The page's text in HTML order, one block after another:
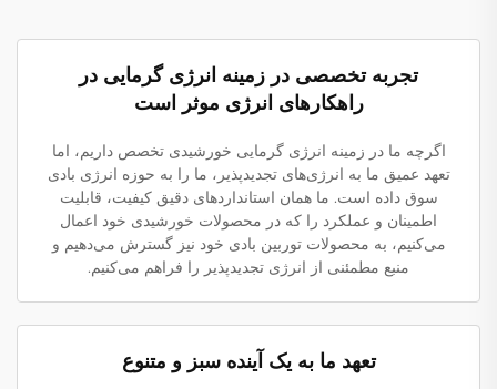
تجربه تخصصی در زمینه انرژی گرمایی در
راهکارهای انرژی موثر است
اگرچه ما در زمینه انرژی گرمایی خورشیدی تخصص داریم، اما
تعهد عمیق ما به انرژی‌های تجدیدپذیر، ما را به حوزه انرژی بادی
سوق داده است. ما همان استانداردهای دقیق کیفیت، قابلیت
اطمینان و عملکرد را که در محصولات خورشیدی خود اعمال
می‌کنیم، به محصولات توربین بادی خود نیز گسترش می‌دهیم و
منبع مطمئنی از انرژی تجدیدپذیر را فراهم می‌کنیم.
تعهد ما به یک آینده سبز و متنوع